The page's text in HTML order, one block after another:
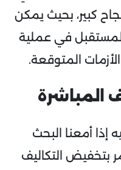
كبير، بحيث يمكن
في عملية
المتوقعة.
المباشرة
أمعنا البحث
بتخفيض التكاليف